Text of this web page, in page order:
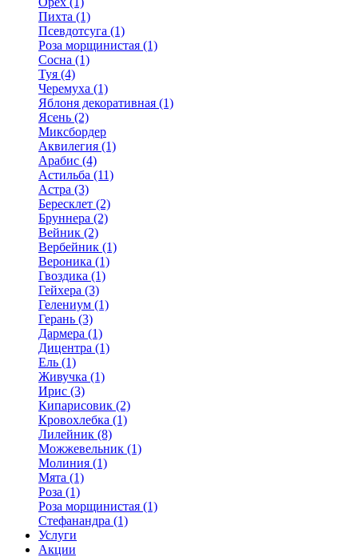
Пихта (1)
Псевдотсуга (1)
Роза морщинистая (1)
Сосна (1)
Туя (4)
Черемуха (1)
Яблоня декоративная (1)
Ясень (2)
Миксбордер
Аквилегия (1)
Арабис (4)
Астильба (11)
Астра (3)
Бересклет (2)
Бруннера (2)
Вейник (2)
Вербейник (1)
Вероника (1)
Гвоздика (1)
Гейхера (3)
Гелениум (1)
Герань (3)
Дармера (1)
Дицентра (1)
Ель (1)
Живучка (1)
Ирис (3)
Кипарисовик (2)
Кровохлебка (1)
Лилейник (8)
Можжевельник (1)
Молиния (1)
Мята (1)
Роза (1)
Роза морщинистая (1)
Стефанандра (1)
Услуги
Акции